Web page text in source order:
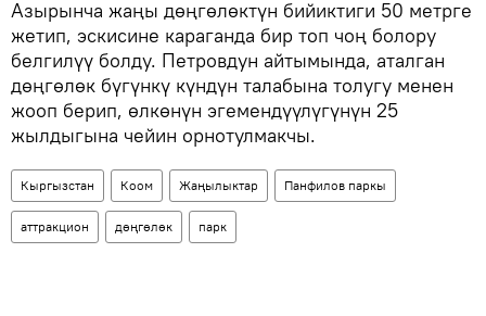
Азырынча жаңы дөңгөлөктүн бийиктиги 50 метрге
жетип, эскисине караганда бир топ чоң болору
белгилүү болду. Петровдун айтымында, аталган
дөңгөлөк бүгүнкү күндүн талабына толугу менен
жооп берип, өлкөнүн эгемендүүлүгүнүн 25
жылдыгына чейин орнотулмакчы.
Кыргызстан Коом Жаңылыктар Панфилов паркы
аттракцион дөңгөлөк парк